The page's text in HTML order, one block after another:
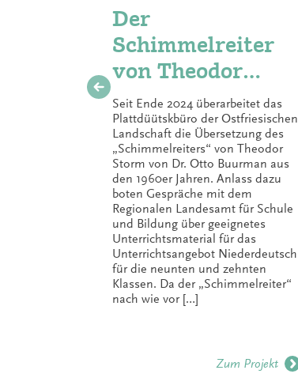
Der
Schimmelreiter
von Theodor
Storm im
ostfriesischen
Platt
Seit Ende 2024 überarbeitet das
Plattdüütskbüro der Ostfriesischen
Landschaft die Übersetzung des
„Schimmelreiters“ von Theodor
Storm von Dr. Otto Buurman aus
den 1960er Jahren. Anlass dazu
boten Gespräche mit dem
Regionalen Landesamt für Schule
und Bildung über geeignetes
Unterrichtsmaterial für das
Unterrichtsangebot Niederdeutsch
für die neunten und zehnten
Klassen. Da der „Schimmelreiter“
nach wie vor […]
Zum Projekt